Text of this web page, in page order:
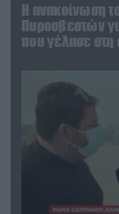
Η ανακοίνωση
Πυροσβεστών
που γέλασε